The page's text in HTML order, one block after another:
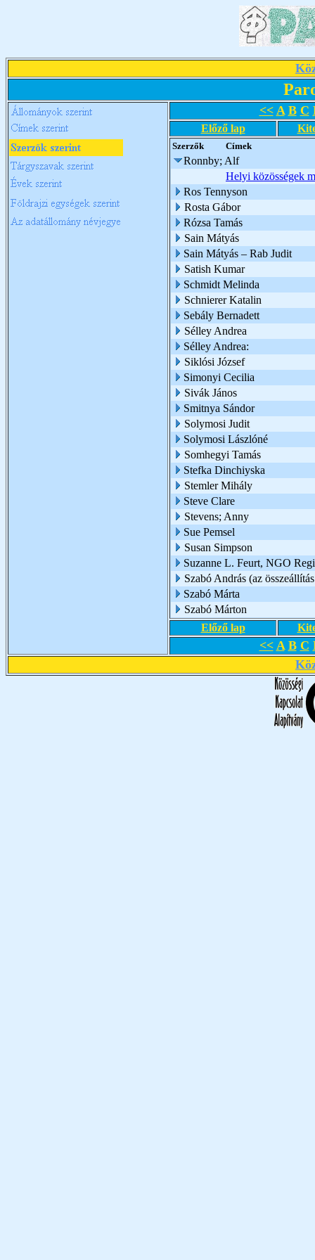
<< A B C
Előző lap
Szerzők Címek
Ronnby; Alf
Helyi közösségek
Ros Tennyson
Rosta Gábor
Rózsa Tamás
Sain Mátyás
Sain Mátyás – Rab Judit
Satish Kumar
Schmidt Melinda
Schnierer Katalin
Sebály Bernadett
Sélley Andrea
Sélley Andrea:
Siklósi József
Simonyi Cecilia
Sivák János
Smitnya Sándor
Solymosi Judit
Solymosi Lászlóné
Somhegyi Tamás
Stefka Dinchiyska
Stemler Mihály
Steve Clare
Stevens; Anny
Sue Pemsel
Susan Simpson
Suzanne L. Feurt, NGO
Szabó András (az
Szabó Márta
Szabó Márton
Előző lap
<< A B C